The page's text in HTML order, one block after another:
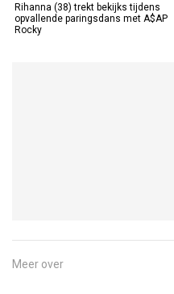
Rihanna (38) trekt bekijks tijdens
opvallende paringsdans met A$AP
Rocky
Meer over